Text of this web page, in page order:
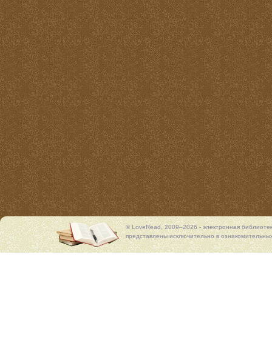
© LoveRead, 2009–2026 - электронная
представлены исключительно в